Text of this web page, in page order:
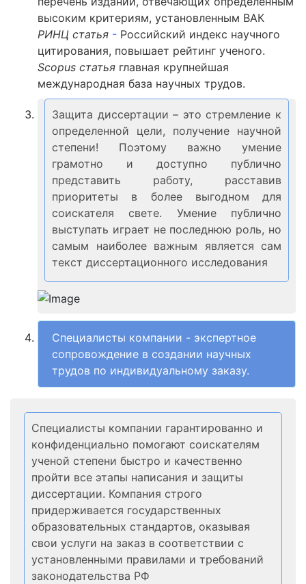
высоким критериям, установленным ВАК
РИНЦ статья - Российский индекс научного
цитирования, повышает рейтинг ученого.
Scopus статья главная крупнейшая
международная база научных трудов.
Защита диссертации – это стремление к
определенной цели, получение научной
степени! Поэтому важно умение
грамотно и доступно публично
представить работу, расставив
приоритеты в более выгодном для
соискателя свете. Умение публично
выступать играет не последнюю роль, но
самым наиболее важным является сам
текст диссертационного исследования
Специалисты компании - экспертное
сопровождение в создании научных
трудов по индивидуальному заказу.
Специалисты компании гарантированно и
конфиденциально помогают соискателям
ученой степени быстро и качественно
пройти все этапы написания и защиты
диссертации. Компания строго
придерживается государственных
образовательных стандартов, оказывая
свои услуги на заказ в соответствии с
установленными правилами и требований
законодательства РФ